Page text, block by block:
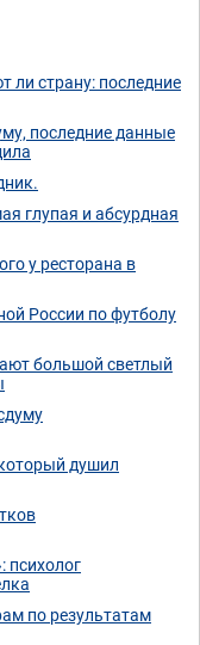
ли страну: последние
последние данные
глупая и абсурдная
у ресторана в
России по футболу
большой светлый
душил
психолог
по результатам